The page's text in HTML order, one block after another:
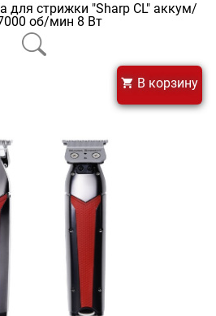
для стрижки "Sharp CL" аккум/
об/мин 8 Вт
В корзину